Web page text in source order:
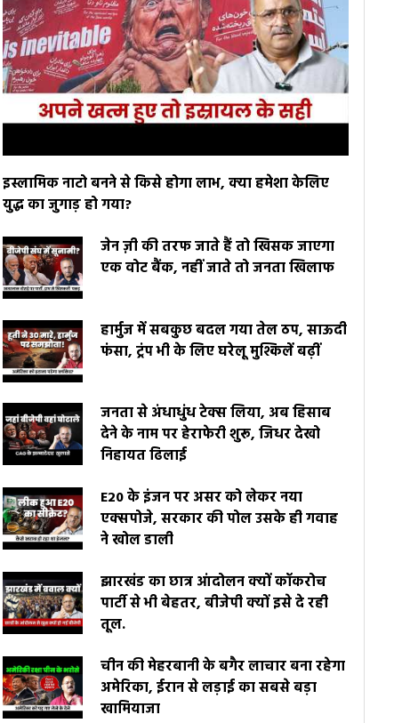
इस्लामिक नाटो बनने से किसे होगा लाभ, क्या हमेशा केलिए
युद्ध का जुगाड़ हो गया?
जेन ज़ी की तरफ जाते हैं तो खिसक जाएगा
एक वोट बैंक, नहीं जाते तो जनता खिलाफ
हार्मुज में सबकुछ बदल गया तेल ठप, साऊदी
फंसा, ट्रंप भी के लिए घरेलू मुश्किलें बढ़ीं
जनता से अंधाधुंध टेक्स लिया, अब हिसाब
देने के नाम पर हेराफेरी शुरू, जिधर देखो
निहायत ढिलाई
E20 के इंजन पर असर को लेकर नया
एक्सपोजे, सरकार की पोल उसके ही गवाह
ने खोल डाली
झारखंड का छात्र आंदोलन क्यों कॉकरोच
पार्टी से भी बेहतर, बीजेपी क्यों इसे दे रही
तूल.
चीन की मेहरबानी के बगैर लाचार बना रहेगा
अमेरिका, ईरान से लड़ाई का सबसे बड़ा
खामियाजा